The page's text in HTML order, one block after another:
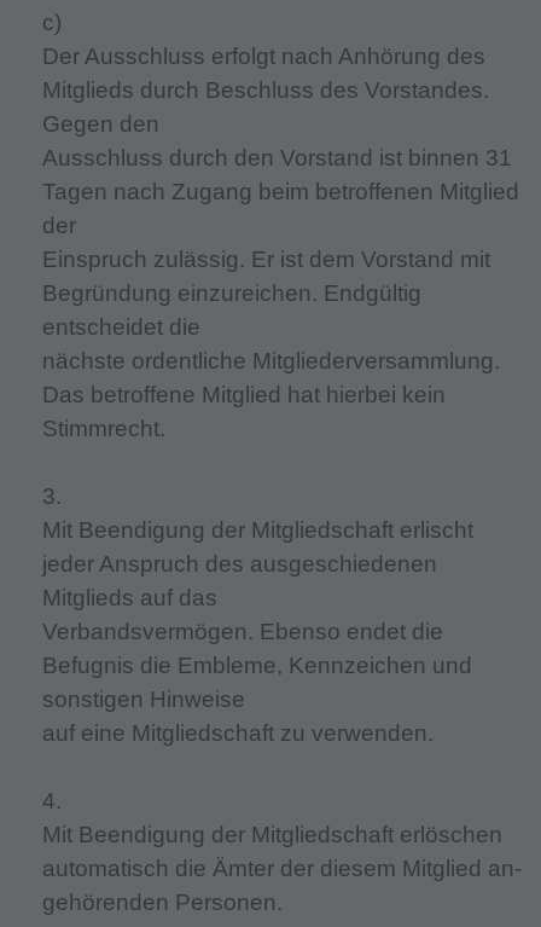
c)
Der Ausschluss erfolgt nach Anhörung des
Mitglieds durch Beschluss des Vorstandes.
Gegen den
Ausschluss durch den Vorstand ist binnen 31
Tagen nach Zugang beim betroffenen Mitglied
der
Einspruch zulässig. Er ist dem Vorstand mit
Begründung einzureichen. Endgültig
entscheidet die
nächste ordentliche Mitgliederversammlung.
Das betroffene Mitglied hat hierbei kein
Stimmrecht.
3.
Mit Beendigung der Mitgliedschaft erlischt
jeder Anspruch des ausgeschiedenen
Mitglieds auf das
Verbandsvermögen. Ebenso endet die
Befugnis die Embleme, Kennzeichen und
sonstigen Hinweise
auf eine Mitgliedschaft zu verwenden.
4.
Mit Beendigung der Mitgliedschaft erlöschen
automatisch die Ämter der diesem Mitglied an-
gehörenden Personen.